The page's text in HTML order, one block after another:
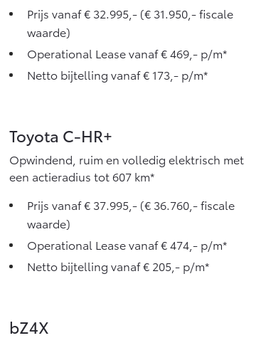
Prijs vanaf € 32.995,- (€ 31.950,- fiscale
waarde)
Operational Lease vanaf € 469,- p/m*
Netto bijtelling vanaf € 173,- p/m*
Toyota C-HR+
Opwindend, ruim en volledig elektrisch met
een actieradius tot 607 km*
Prijs vanaf € 37.995,- (€ 36.760,- fiscale
waarde)
Operational Lease vanaf € 474,- p/m*
Netto bijtelling vanaf € 205,- p/m*
bZ4X